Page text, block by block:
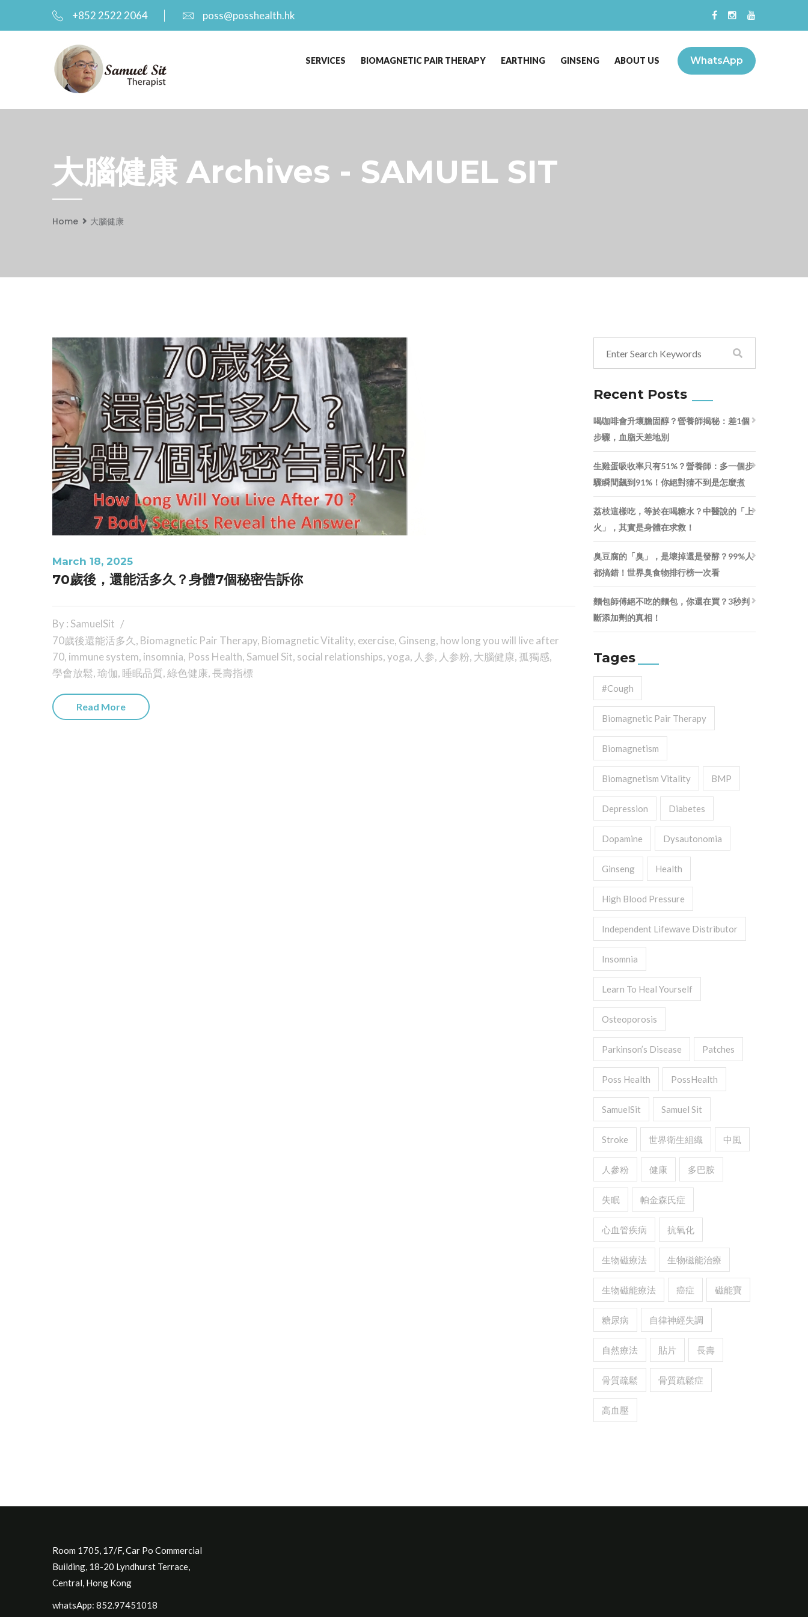
+852 2522 2064 poss@posshealth.hk
WhatsApp
SERVICES BIOMAGNETIC PAIR THERAPY EARTHING GINSENG ABOUT US
大腦健康 Archives - SAMUEL SIT
Home 大腦健康
March 18, 2025
70歲後，還能活多久？身體7個秘密告訴你
By : SamuelSit
70歲後還能活多久 , Biomagnetic Pair Therapy, Biomagnetic Vitality, exercise, Ginseng, how long you will live after
70, immune system, insomnia, Poss Health, Samuel Sit, social relationships,yoga, 人参, 人参粉, 大腦健康,孤獨感,
學會放鬆,瑜伽, 睡眠品質,綠色健康,長壽指標
Read More
Recent Posts
喝咖啡會升壞膽固醇？營養師揭秘：差1個
步驟，血脂天差地別
生雞蛋吸收率只有51%？營養師：多一個步
驟瞬間飆到91%！你絕對猜不到是怎麼煮
荔枝這樣吃，等於在喝糖水？中醫說的「上
火」，其實是身體在求救！
臭豆腐的「臭」，是壞掉還是發酵？99%人
都搞錯！世界臭食物排行榜一次看
麵包師傅絕不吃的麵包，你還在買？3秒判
斷添加劑的真相！
Tages
#cough
Biomagnetic Pair Therapy
Biomagnetism
Biomagnetism Vitality BMP
Depression Diabetes
Dopamine Dysautonomia
Ginseng Health
High Blood Pressure
Independent Lifewave Distributor
Insomnia
Learn To Heal Yourself
Osteoporosis
Parkinson’s Disease Patches
Poss Health PossHealth
SamuelSit Samuel Sit
Stroke 世界衛生組織 中風
人參粉 健康 多巴胺
失眠 帕金森氏症
心血管疾病 抗氧化
生物磁療法 生物磁能治療
生物磁能療法 癌症 磁能寶
糖尿病 自律神經失調
自然療法 貼片 長壽
骨質疏鬆 骨質疏鬆症
高血壓
Room 1705, 17/F, Car Po Commercial
Building, 18-20 Lyndhurst Terrace,
Central, Hong Kong
whatsApp: 852.97451018